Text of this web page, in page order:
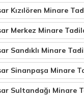
Kızılören Minare
Merkez Minare
Sandıklı Minare
Sinanpaşa Minare
Sultandağı Minare